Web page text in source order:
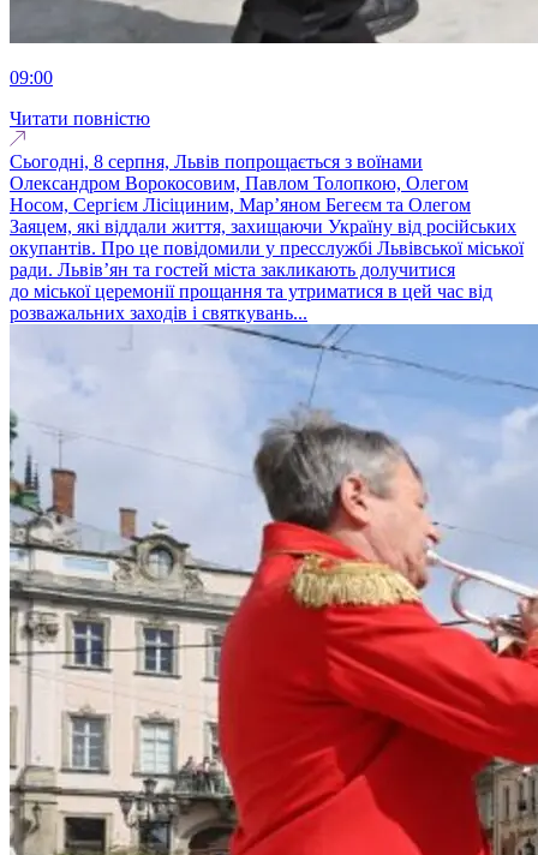
09:00
Читати повністю
Сьогодні, 8 серпня, Львів попрощається з воїнами
Олександром Ворокосовим, Павлом Толопкою, Олегом
Носом, Сергієм Лісіциним, Марʼяном Бегеєм та Олегом
Заяцем, які віддали життя, захищаючи Україну від російських
окупантів. Про це повідомили у пресслужбі Львівської міської
ради. Львів’ян та гостей міста закликають долучитися
до міської церемонії прощання та утриматися в цей час від
розважальних заходів і святкувань...